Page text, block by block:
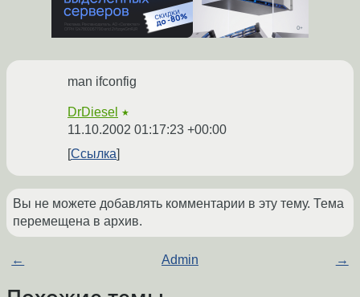
man ifconfig
DrDiesel ★
11.10.2002 01:17:23 +00:00
Ссылка
Вы не можете добавлять комментарии в эту тему. Тема
перемещена в архив.
← Admin →